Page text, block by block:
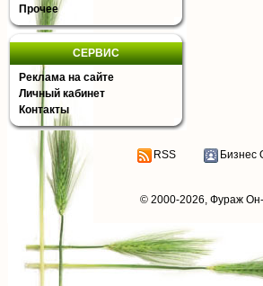
Прочее
СЕРВИС
Реклама на сайте
Личный кабинет
Контакты
RSS Бизнес
© 2000-2026, Фураж